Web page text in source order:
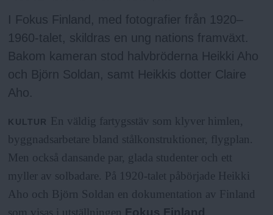
m
s
F
r
i
a
I Fokus Finland, med fotografier från 1920–
1960-talet, skildras en ung nations framväxt.
Bakom kameran stod halvbröderna Heikki Aho
och Björn Soldan, samt Heikkis dotter Claire
Aho.
KULTUR
En väldig fartygsstäv som klyver himlen,
byggnadsarbetare bland stålkonstruktioner, flygplan.
Men också dansande par, glada studenter och ett
myller av solbadare. På 1920-talet påbörjade Heikki
Aho och Björn Soldan en dokumentation av Finland